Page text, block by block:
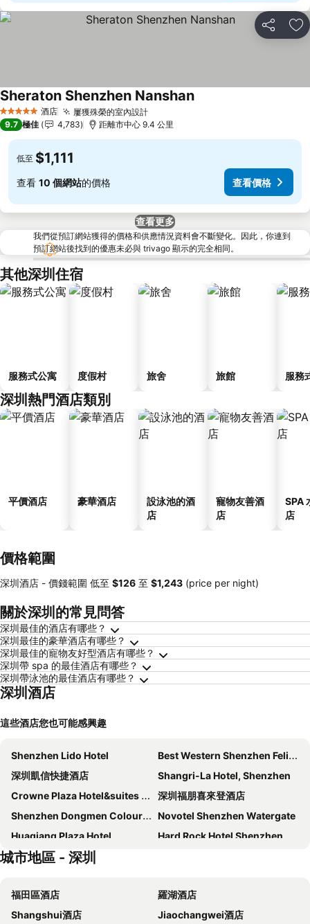
分享 放
5 星級 酒店 屢獲殊榮的室內設計
Sheraton Shenzhen Nanshan
9.7 極佳 4,783 距離市中心 9.4 公里
低至 $1,111
查看 10 個網站的價格 查看價格
查看更多
我們從預訂網站獲得的價格和供應情況資料會不斷變化。因此，你連到
預訂網站後找到的優惠未必與 trivago 顯示的完全相同。
其他深圳住宿
服務式公寓 度假村 旅舍 旅館 服務
深圳熱門酒店類別
平價酒店 豪華酒店
設泳池的酒
店
寵物友善酒
店
SPA
店
價格範圍
深圳酒店 - 價錢範圍 低至 ‎$126 至 ‎$1,243 (price per night)
關於深圳的常見問答
深圳最佳的酒店有哪些？
深圳最佳的豪華酒店有哪些？
深圳最佳的寵物友好型酒店有哪些？
深圳帶 spa 的最佳酒店有哪些？
深圳帶泳池的最佳酒店有哪些？
深圳酒店
這些酒店您也可能感興趣
Shenzhen Lido Hotel
Best Western Shenzhen Felicity
深圳凱信快捷酒店
Shangri-La Hotel, Shenzhen
Crowne Plaza Hotel&suites Landmark Shenzhen By Ihg
深圳福朋喜來登酒店
Shenzhen Dongmen Colour Hotel
Novotel Shenzhen Watergate
Huaqiang Plaza Hotel
Hard Rock Hotel Shenzhen
Wyndham Grand Shenzhen
Muji Hotel Shenzhen
DoubleTree by Hilton Shenzhen Airport
深圳君悅酒店
Innogo Hotel
城市地區 - 深圳
福田區酒店
羅湖酒店
Shangshui酒店
Jiaochangwei酒店